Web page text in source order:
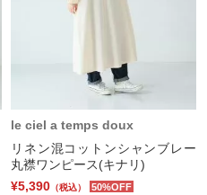
le ciel a temps doux
リネン混コットンシャンブレー
丸襟ワンピース(キナリ)
¥5,390 （税込） 50%OFF